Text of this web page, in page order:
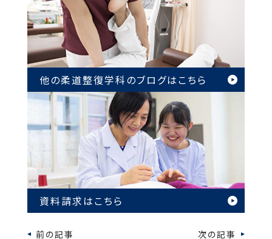
他の柔道整復学科のブログはこちら
資料請求はこちら
前の記事 次の記事